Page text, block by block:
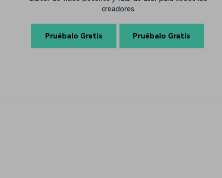
creadores.
Pruébalo Gratis Pruébalo Gratis